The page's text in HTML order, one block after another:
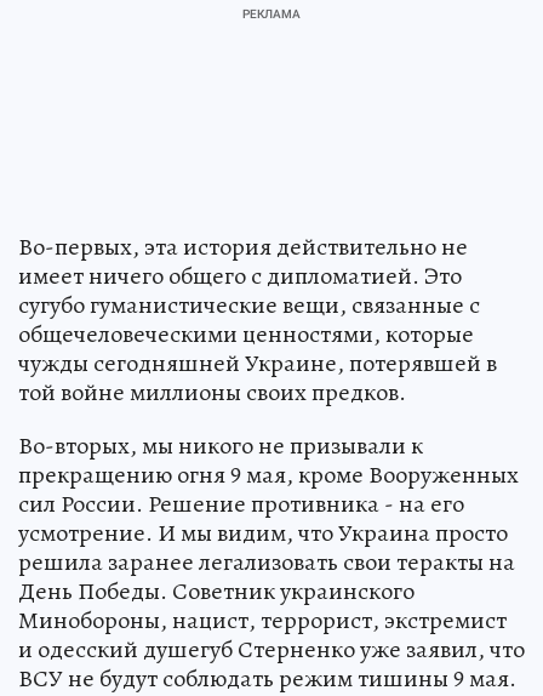
Во-первых, эта история действительно не
имеет ничего общего с дипломатией. Это
сугубо гуманистические вещи, связанные с
общечеловеческими ценностями, которые
чужды сегодняшней Украине, потерявшей в
той войне миллионы своих предков.
Во-вторых, мы никого не призывали к
прекращению огня 9 мая, кроме Вооруженных
сил России. Решение противника - на его
усмотрение. И мы видим, что Украина просто
решила заранее легализовать свои теракты на
День Победы. Советник украинского
Минобороны, нацист, террорист, экстремист
и одесский душегуб Стерненко уже заявил, что
ВСУ не будут соблюдать режим тишины 9 мая.